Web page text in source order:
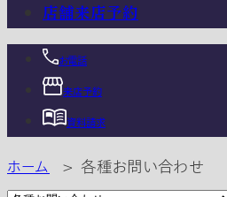
店舗来店予約
お電話
来店予約
資料請求
ホーム > 各種お問い合わせ